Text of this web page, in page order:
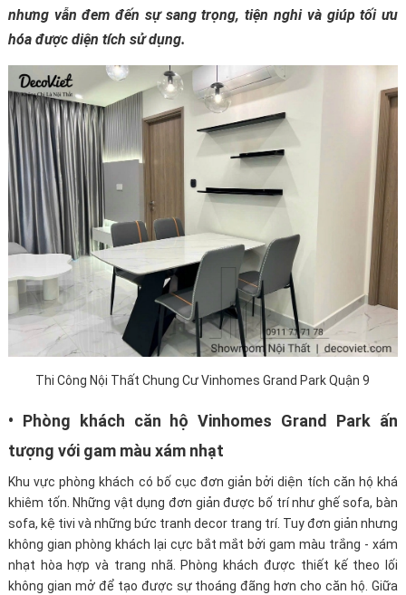
nhưng vẫn đem đến sự sang trọng, tiện nghi và giúp tối ưu
hóa được diện tích sử dụng.
Thi Công Nội Thất Chung Cư Vinhomes Grand Park Quận 9
• Phòng khách căn hộ Vinhomes Grand Park ấn
tượng với gam màu xám nhạt
Khu vực phòng khách có bố cục đơn giản bởi diện tích căn hộ khá
khiêm tốn. Những vật dụng đơn giản được bố trí như ghế sofa, bàn
sofa, kệ tivi và những bức tranh decor trang trí. Tuy đơn giản nhưng
không gian phòng khách lại cực bắt mắt bởi gam màu trắng - xám
nhạt hòa hợp và trang nhã. Phòng khách được thiết kế theo lối
không gian mở để tạo được sự thoáng đãng hơn cho căn hộ. Giữa